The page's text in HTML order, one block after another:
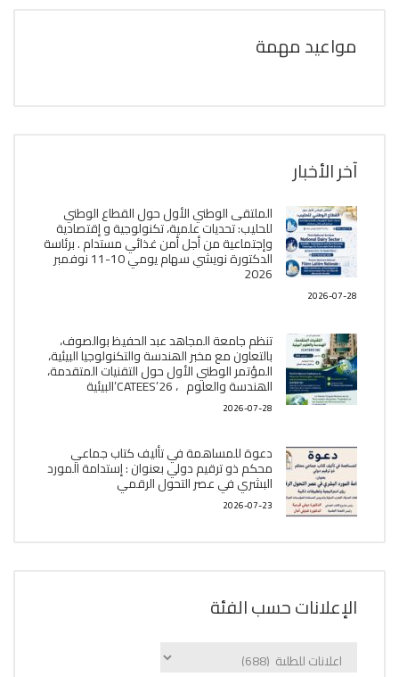
مواعيد مهمة
آخر الأخبار
الملتقى الوطني الأول حول القطاع الوطني
للحليب: تحديات علمية، تكنولوجية و إقتصادية
وإجتماعية من أجل أمن غذائي مستدام . برئاسة
الدكتورة نويشي سهام يومي 10-11 نوفمبر
2026
2026-07-28
تنظم جامعة المجاهد عبد الحفيظ بوالصوف،
بالتعاون مع مخبر الھندسة والتكنولوجيا البیئیة،
المؤتمر الوطني الأول حول التقنيات المتقدمة،
الھندسة والعلوم ، CATEES’26’البیئية
2026-07-28
دعوة للمساهمة في تأليف كتاب جماعي
محكم ذو ترقيم دولي بعنوان : إستدامة المورد
البشري في عصر التحول الرقمي
2026-07-23
الإعلانات حسب الفئة
الإعلانات